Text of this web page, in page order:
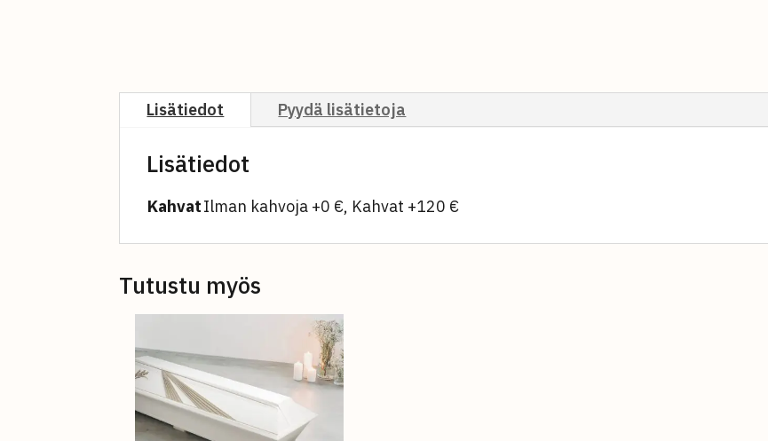
Lisätiedot Pyydä lisätietoja
Lisätiedot
KahvatIlman kahvoja +0 €, Kahvat +120 €
Tutustu myös